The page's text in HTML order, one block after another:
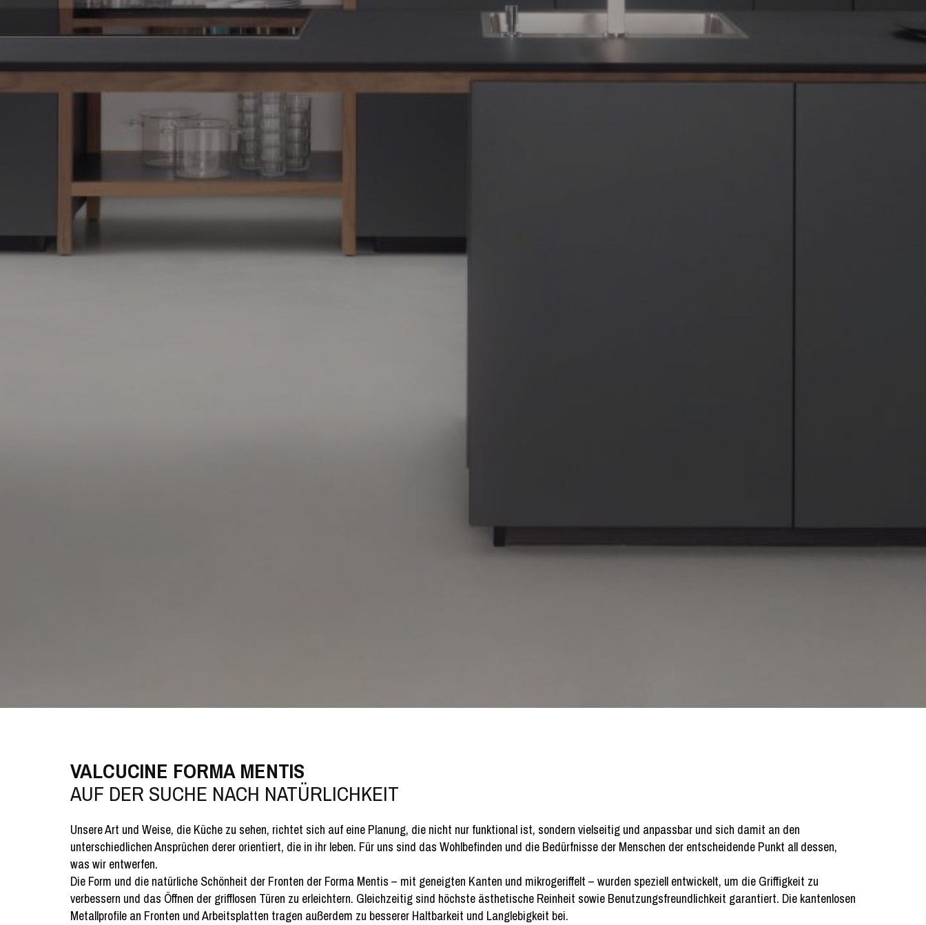
VALCUCINE FORMA MENTIS
AUF DER SUCHE NACH NATÜRLICHKEIT
Unsere Art und Weise, die Küche zu sehen, richtet sich auf eine Planung, die nicht nur funktional ist, sondern vielseitig und anpassbar und sich damit an den
unterschiedlichen Ansprüchen derer orientiert, die in ihr leben. Für uns sind das Wohlbefinden und die Bedürfnisse der Menschen der entscheidende Punkt all dessen,
was wir entwerfen.
Die Form und die natürliche Schönheit der Fronten der Forma Mentis – mit geneigten Kanten und mikrogeriffelt – wurden speziell entwickelt, um die Griffigkeit zu
verbessern und das Öffnen der grifflosen Türen zu erleichtern. Gleichzeitig sind höchste ästhetische Reinheit sowie Benutzungsfreundlichkeit garantiert. Die kantenlosen
Metallprofile an Fronten und Arbeitsplatten tragen außerdem zu besserer Haltbarkeit und Langlebigkeit bei.